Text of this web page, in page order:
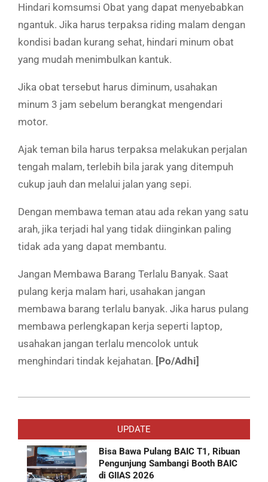
Hindari komsumsi Obat yang dapat menyebabkan
ngantuk. Jika harus terpaksa riding malam dengan
kondisi badan kurang sehat, hindari minum obat
yang mudah menimbulkan kantuk.
Jika obat tersebut harus diminum, usahakan
minum 3 jam sebelum berangkat mengendari
motor.
Ajak teman bila harus terpaksa melakukan perjalan
tengah malam, terlebih bila jarak yang ditempuh
cukup jauh dan melalui jalan yang sepi.
Dengan membawa teman atau ada rekan yang satu
arah, jika terjadi hal yang tidak diinginkan paling
tidak ada yang dapat membantu.
Jangan Membawa Barang Terlalu Banyak. Saat
pulang kerja malam hari, usahakan jangan
membawa barang terlalu banyak. Jika harus pulang
membawa perlengkapan kerja seperti laptop,
usahakan jangan terlalu mencolok untuk
menghindari tindak kejahatan. [Po/Adhi]
07-
UPDATE
Bisa Bawa Pulang BAIC T1, Ribuan
Pengunjung Sambangi Booth BAIC
di GIIAS 2026